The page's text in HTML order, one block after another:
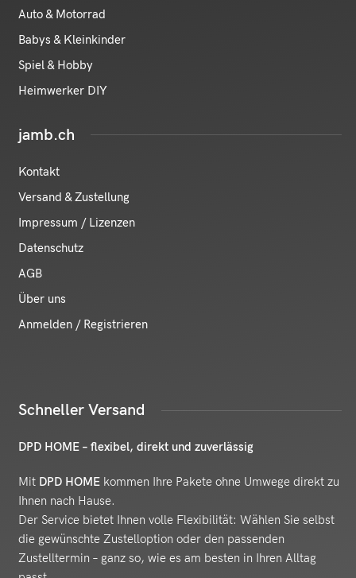
Auto & Motorrad
Babys & Kleinkinder
Spiel & Hobby
Heimwerker DIY
jamb.ch
Kontakt
Versand & Zustellung
Impressum / Lizenzen
Datenschutz
AGB
Über uns
Anmelden / Registrieren
Schneller Versand
DPD HOME – flexibel, direkt und zuverlässig
Mit DPD HOME kommen Ihre Pakete ohne Umwege direkt zu
Ihnen nach Hause.
Der Service bietet Ihnen volle Flexibilität: Wählen Sie selbst
die gewünschte Zustelloption oder den passenden
Zustelltermin – ganz so, wie es am besten in Ihren Alltag